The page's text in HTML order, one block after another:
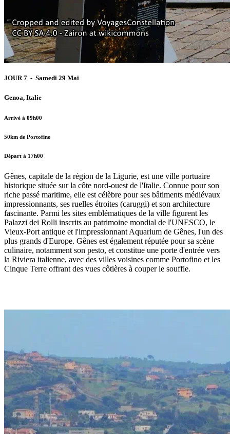
JOUR 7 - Samedi 29 Mai
Genoa, Italie
Arrivé à 09h00
50km de Portofino
Départ à 17h00
Gênes, capitale de la région de la Ligurie, est une ville portuaire
historique située sur la côte nord-ouest de l'Italie. Connue pour son
riche passé maritime, elle est célèbre pour ses bâtiments médiévaux
impressionnants, ses ruelles étroites (caruggi) et son architecture
fascinante. Parmi les sites emblématiques de la ville figurent les
Palazzi dei Rolli inscrits au patrimoine mondial de l'UNESCO, le
Vieux-Port antique et l'impressionnant Aquarium de Gênes, l'un des
plus grands d'Europe. Gênes est également réputée pour sa scène
culinaire, notamment son pesto, et constitue une porte d'entrée vers
la Riviera italienne, avec des villes voisines comme Portofino et les
Cinque Terre offrant des vues côtières à couper le souffle.